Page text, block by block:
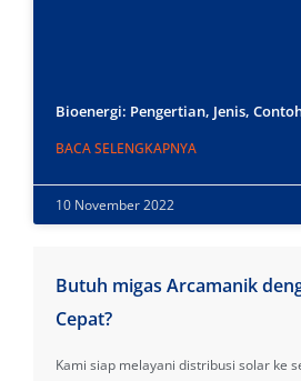
Bioenergi: Pengertian, Jenis,
BACA SELENGKAPNYA
10 November 2022
Butuh migas Arcamanik
Cepat?
Kami siap melayani distribusi solar ke